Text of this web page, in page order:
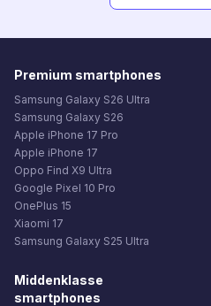
Premium smartphones
Samsung Galaxy S26 Ultra
Samsung Galaxy S26
Apple iPhone 17 Pro
Apple iPhone 17
Oppo Find X9 Ultra
Google Pixel 10 Pro
OnePlus 15
Xiaomi 17
Samsung Galaxy S25 Ultra
Middenklasse
smartphones